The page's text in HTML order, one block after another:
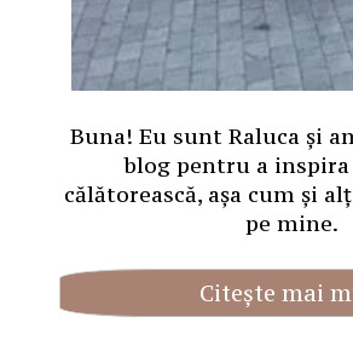
Buna! Eu sunt Raluca și
blog pentru a
călătorească, așa cum și
pe mine.
Citește mai